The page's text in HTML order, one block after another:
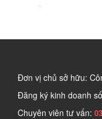
cơ khí
thành công trong
1. Tìm hiểu về
Đơn vị chủ sở hữu:
Đăng ký kinh doanh số
Chuyên viên tư vấn: